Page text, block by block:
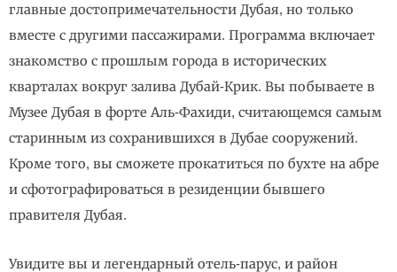
главные достопримечательности Дубая, но только
вместе с другими пассажирами. Программа включает
знакомство с прошлым города в исторических
кварталах вокруг залива Дубай-Крик. Вы побываете в
Музее Дубая в форте Аль-Фахиди, считающемся самым
старинным из сохранившихся в Дубае сооружений.
Кроме того, вы сможете прокатиться по бухте на абре
и сфотографироваться в резиденции бывшего
правителя Дубая.
Увидите вы и легендарный отель-парус, и район